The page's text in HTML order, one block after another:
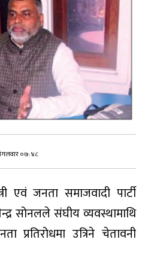
०७:४८
एवं जनता समाजवादी पार्टी
सोनलले संघीय व्यवस्थामाथि
प्रतिरोधमा उत्रिने चेतावनी